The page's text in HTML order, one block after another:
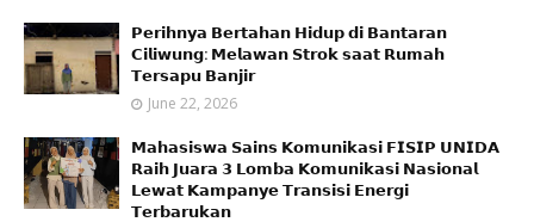
𝗣𝗲𝗿𝗶𝗵𝗻𝘆𝗮 𝗕𝗲𝗿𝘁𝗮𝗵𝗮𝗻 𝗛𝗶𝗱𝘂𝗽 𝗱𝗶 𝗕𝗮𝗻𝘁𝗮𝗿𝗮𝗻
𝗖𝗶𝗹𝗶𝘄𝘂𝗻𝗴: 𝗠𝗲𝗹𝗮𝘄𝗮𝗻 𝗦𝘁𝗿𝗼𝗸 𝘀𝗮𝗮𝘁 𝗥𝘂𝗺𝗮𝗵
𝗧𝗲𝗿𝘀𝗮𝗽𝘂 𝗕𝗮𝗻𝗷𝗶𝗿
June 22, 2026
𝗠𝗮𝗵𝗮𝘀𝗶𝘀𝘄𝗮 𝗦𝗮𝗶𝗻𝘀 𝗞𝗼𝗺𝘂𝗻𝗶𝗸𝗮𝘀𝗶 𝗙𝗜𝗦𝗜𝗣 𝗨𝗡𝗜𝗗𝗔
𝗥𝗮𝗶𝗵 𝗝𝘂𝗮𝗿𝗮 𝟯 𝗟𝗼𝗺𝗯𝗮 𝗞𝗼𝗺𝘂𝗻𝗶𝗸𝗮𝘀𝗶 𝗡𝗮𝘀𝗶𝗼𝗻𝗮𝗹
𝗟𝗲𝘄𝗮𝘁 𝗞𝗮𝗺𝗽𝗮𝗻𝘆𝗲 𝗧𝗿𝗮𝗻𝘀𝗶𝘀𝗶 𝗘𝗻𝗲𝗿𝗴𝗶
𝗧𝗲𝗿𝗯𝗮𝗿𝘂𝗸𝗮𝗻